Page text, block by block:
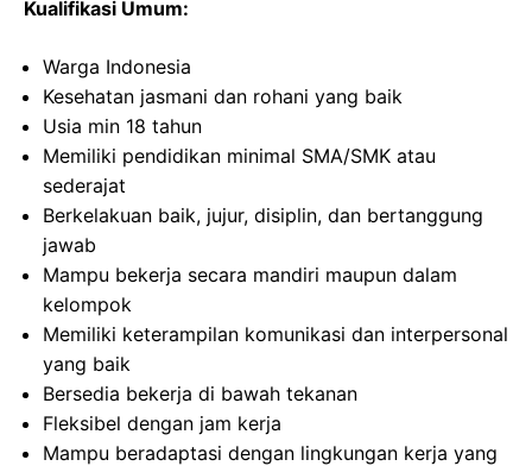
Kualifikasi Umum:
Warga Indonesia
Kesehatan jasmani dan rohani yang baik
Usia min 18 tahun
Memiliki pendidikan minimal SMA/SMK atau
sederajat
Berkelakuan baik, jujur, disiplin, dan bertanggung
jawab
Mampu bekerja secara mandiri maupun dalam
kelompok
Memiliki keterampilan komunikasi dan interpersonal
yang baik
Bersedia bekerja di bawah tekanan
Fleksibel dengan jam kerja
Mampu beradaptasi dengan lingkungan kerja yang